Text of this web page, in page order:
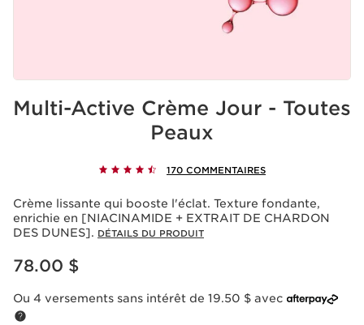
Multi-Active Crème Jour - Toutes
Peaux
170 COMMENTAIRES
Crème lissante qui booste l'éclat. Texture fondante,
enrichie en [NIACINAMIDE + EXTRAIT DE CHARDON
DES DUNES]. DÉTAILS DU PRODUIT
Nouveau prix 78.00 $
78.00 $
Ou 4 versements sans intérêt de 19.50 $ avec